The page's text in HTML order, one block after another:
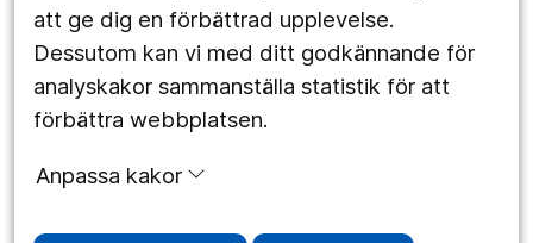
att ge dig en förbättrad upplevelse.
Dessutom kan vi med ditt godkännande för
analyskakor sammanställa statistik för att
förbättra webbplatsen.
Anpassa kakor
Följ oss
Facebook